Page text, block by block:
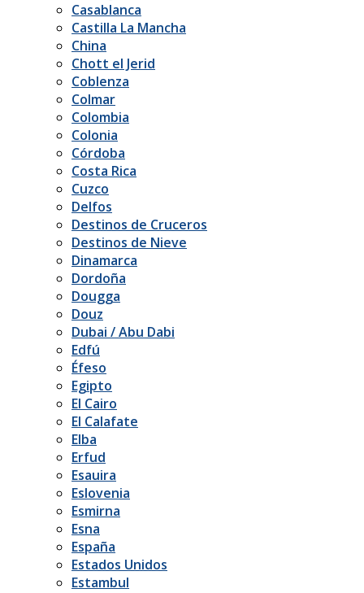
Casablanca
Castilla La Mancha
China
Chott el Jerid
Coblenza
Colmar
Colombia
Colonia
Córdoba
Costa Rica
Cuzco
Delfos
Destinos de Cruceros
Destinos de Nieve
Dinamarca
Dordoña
Dougga
Douz
Dubai / Abu Dabi
Edfú
Éfeso
Egipto
El Cairo
El Calafate
Elba
Erfud
Esauira
Eslovenia
Esmirna
Esna
España
Estados Unidos
Estambul